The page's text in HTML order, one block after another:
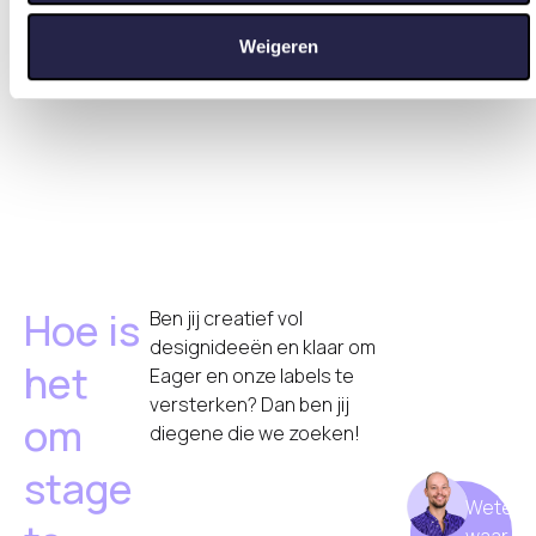
Weigeren
Hoe is
het
om
stage
Ben jij creatief vol
designideeën en klaar om
Eager en onze labels te
versterken? Dan ben jij
diegene die we zoeken!
Weten